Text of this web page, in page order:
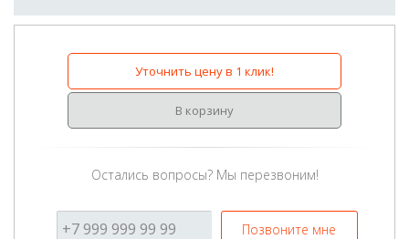
Уточнить цену в 1 клик!
В корзину
Остались вопросы? Мы перезвоним!
Позвоните мне